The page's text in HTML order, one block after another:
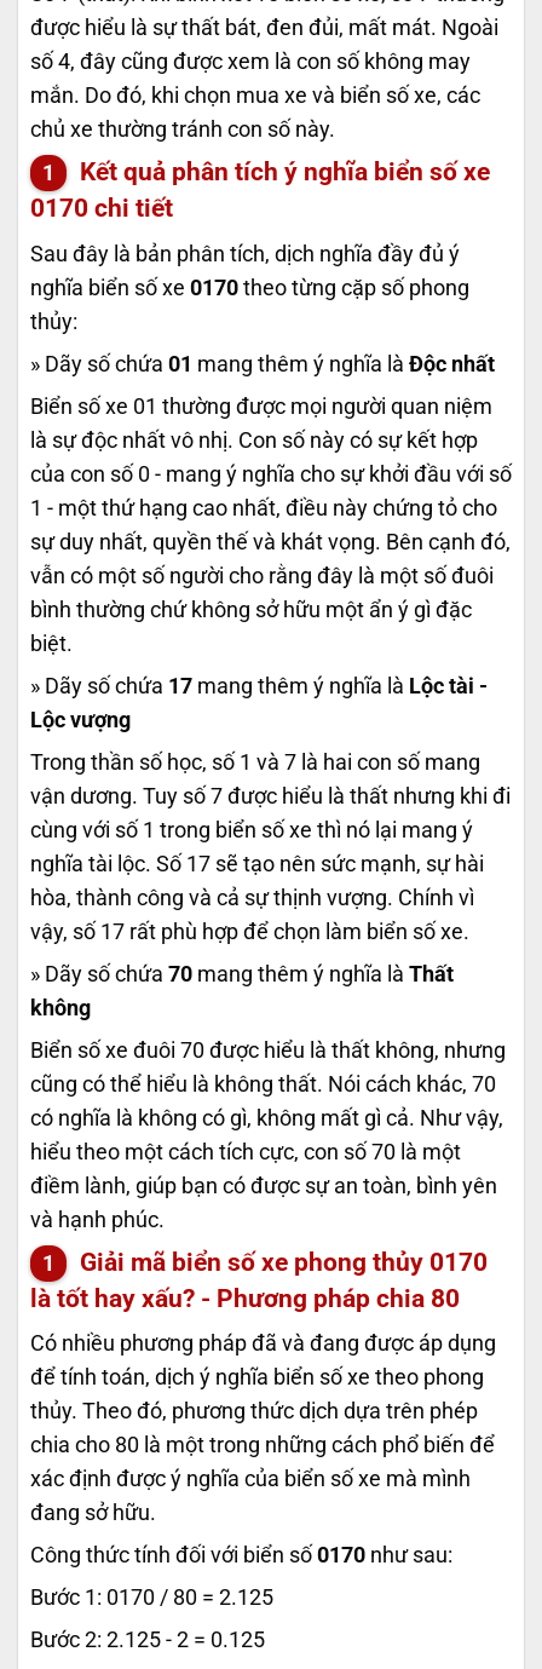
được hiểu là sự thất bát, đen đủi, mất mát. Ngoài
số 4, đây cũng được xem là con số không may
mắn. Do đó, khi chọn mua xe và biển số xe, các
chủ xe thường tránh con số này.
Kết quả phân tích ý nghĩa biển số xe
0170 chi tiết
Sau đây là bản phân tích, dịch nghĩa đầy đủ ý
nghĩa biển số xe 0170 theo từng cặp số phong
thủy:
» Dãy số chứa 01 mang thêm ý nghĩa là Độc nhất
Biển số xe 01 thường được mọi người quan niệm
là sự độc nhất vô nhị. Con số này có sự kết hợp
của con số 0 - mang ý nghĩa cho sự khởi đầu với số
1 - một thứ hạng cao nhất, điều này chứng tỏ cho
sự duy nhất, quyền thế và khát vọng. Bên cạnh đó,
vẫn có một số người cho rằng đây là một số đuôi
bình thường chứ không sở hữu một ẩn ý gì đặc
biệt.
» Dãy số chứa 17 mang thêm ý nghĩa là Lộc tài -
Lộc vượng
Trong thần số học, số 1 và 7 là hai con số mang
vận dương. Tuy số 7 được hiểu là thất nhưng khi đi
cùng với số 1 trong biển số xe thì nó lại mang ý
nghĩa tài lộc. Số 17 sẽ tạo nên sức mạnh, sự hài
hòa, thành công và cả sự thịnh vượng. Chính vì
vậy, số 17 rất phù hợp để chọn làm biển số xe.
» Dãy số chứa 70 mang thêm ý nghĩa là Thất
không
Biển số xe đuôi 70 được hiểu là thất không, nhưng
cũng có thể hiểu là không thất. Nói cách khác, 70
có nghĩa là không có gì, không mất gì cả. Như vậy,
hiểu theo một cách tích cực, con số 70 là một
điềm lành, giúp bạn có được sự an toàn, bình yên
và hạnh phúc.
Giải mã biển số xe phong thủy 0170
là tốt hay xấu? - Phương pháp chia 80
Có nhiều phương pháp đã và đang được áp dụng
để tính toán, dịch ý nghĩa biển số xe theo phong
thủy. Theo đó, phương thức dịch dựa trên phép
chia cho 80 là một trong những cách phổ biến để
xác định được ý nghĩa của biển số xe mà mình
đang sở hữu.
Công thức tính đối với biển số 0170 như sau:
Bước 1: 0170 / 80 = 2.125
Bước 2: 2.125 - 2 = 0.125